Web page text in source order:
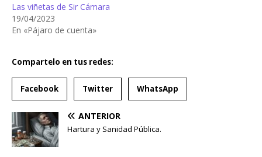
Las viñetas de Sir Cámara
19/04/2023
En «Pájaro de cuenta»
Compartelo en tus redes:
Facebook Twitter WhatsApp
ANTERIOR
Hartura y Sanidad Pública.